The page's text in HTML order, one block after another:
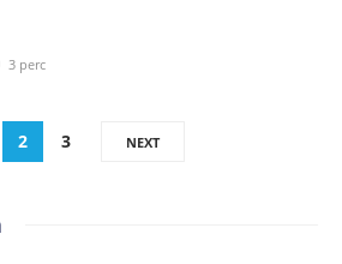
3 perc
2 3 NEXT